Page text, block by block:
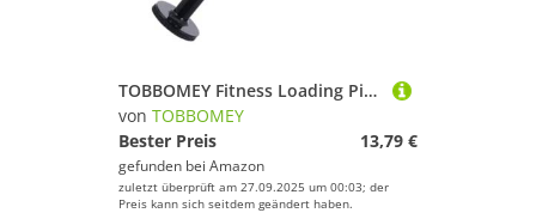
TOBBOMEY Fitness Loading Pin aus Robustem Stahl Hantelscheibenhalter für Krafttraining Fitnesszubehör für Kabelzug Umlenkrollen Gym Geräte Zubehör
von TOBBOMEY
Bester Preis
13,79 €
gefunden bei Amazon
zuletzt überprüft am 27.09.2025 um 00:03; der
Preis kann sich seitdem geändert haben.